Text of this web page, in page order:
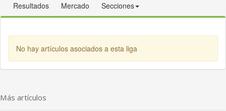
Resultados Mercado Secciones
No hay artículos asociados a esta liga
Más artículos